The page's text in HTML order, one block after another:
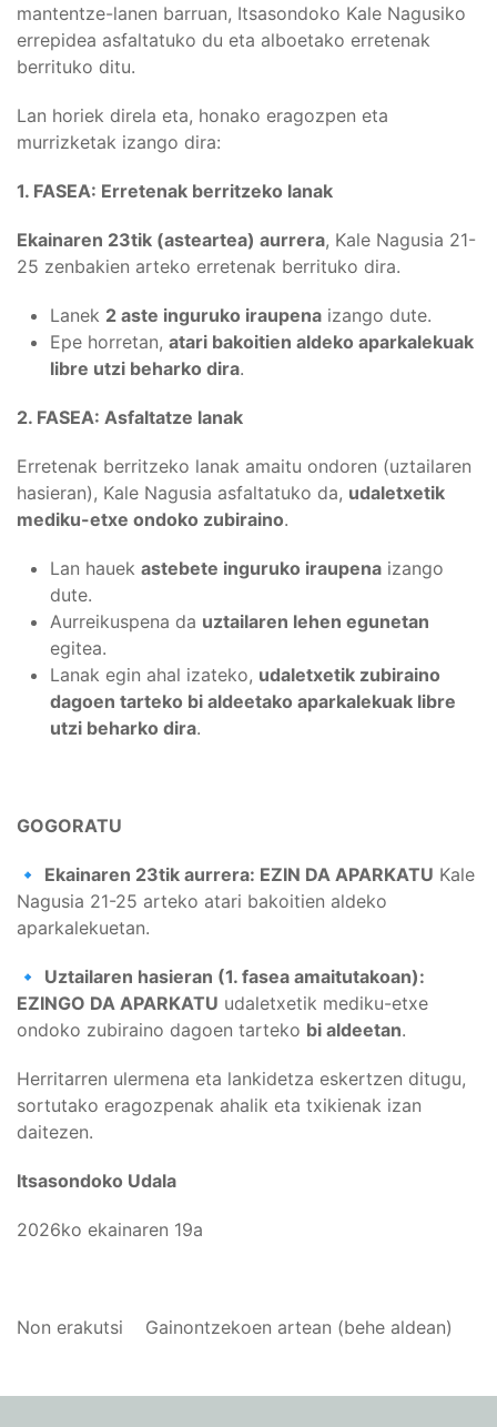
mantentze-lanen barruan, Itsasondoko Kale Nagusiko
errepidea asfaltatuko du eta alboetako erretenak
berrituko ditu.
Lan horiek direla eta, honako eragozpen eta
murrizketak izango dira:
1. FASEA: Erretenak berritzeko lanak
Ekainaren 23tik (asteartea) aurrera, Kale Nagusia 21-
25 zenbakien arteko erretenak berrituko dira.
Lanek 2 aste inguruko iraupena izango dute.
Epe horretan, atari bakoitien aldeko aparkalekuak
libre utzi beharko dira.
2. FASEA: Asfaltatze lanak
Erretenak berritzeko lanak amaitu ondoren (uztailaren
hasieran), Kale Nagusia asfaltatuko da, udaletxetik
mediku-etxe ondoko zubiraino.
Lan hauek astebete inguruko iraupena izango
dute.
Aurreikuspena da uztailaren lehen egunetan
egitea.
Lanak egin ahal izateko, udaletxetik zubiraino
dagoen tarteko bi aldeetako aparkalekuak libre
utzi beharko dira.
GOGORATU
🔹 Ekainaren 23tik aurrera: EZIN DA APARKATU Kale
Nagusia 21-25 arteko atari bakoitien aldeko
aparkalekuetan.
🔹
Uztailaren hasieran (1. fasea amaitutakoan):
EZINGO DA APARKATU udaletxetik mediku-etxe
ondoko zubiraino dagoen tarteko bi aldeetan.
Herritarren ulermena eta lankidetza eskertzen ditugu,
sortutako eragozpenak ahalik eta txikienak izan
daitezen.
Itsasondoko Udala
2026ko ekainaren 19a
Non erakutsi Gainontzekoen artean (behe aldean)